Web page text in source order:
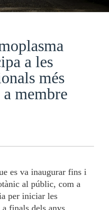
a les
més
membre
es va inaugurar fins i
al públic, com a
per iniciar les
finals dels anys